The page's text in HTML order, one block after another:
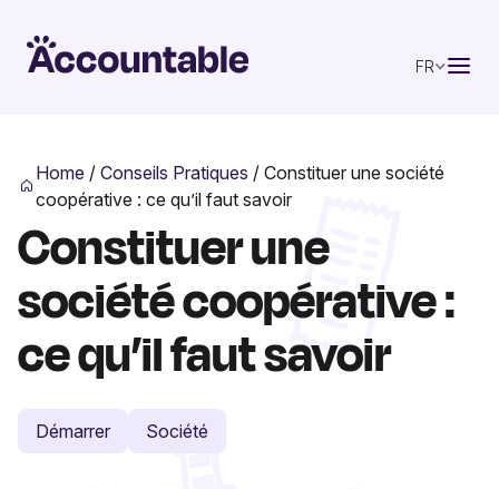
FR
Home / Conseils Pratiques / Constituer une société
coopérative : ce qu’il faut savoir
Constituer une
société coopérative :
ce qu’il faut savoir
Démarrer Société